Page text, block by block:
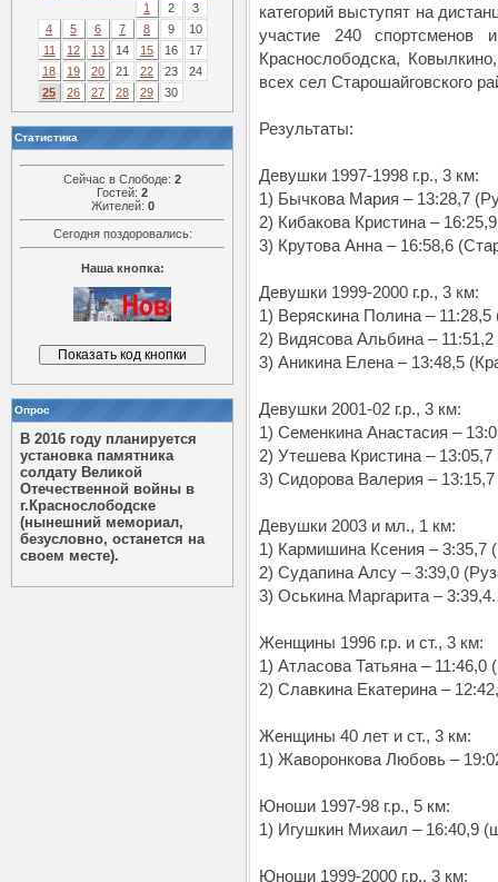
1
2
3
4
5 6 7 8 9
10
11
12 13 14 15 16
17
18
19 20 21 22 23
24
25
26 27 28 29 30
Статистика
Сейчас в Слободе: 2
Гостей: 2
Жителей: 0
Сегодня поздоровались:
Наша кнопка:
Опрос
В 2016 году планируется
установка памятника
солдату Великой
Отечественной войны в
г.Краснослободске
(нынешний мемориал,
безусловно, останется на
своем месте).
категорий выступят на
участие 240 спортсменов
Краснослободска,
всех сел Старошайговского
Результаты:
Девушки 1997-1998 г.р., 3 км:
1) Бычкова Мария – 13:28,7
2) Кибакова Кристина –
3) Крутова Анна – 16:58,6
Девушки 1999-2000 г.р., 3 км:
1) Веряскина Полина – 11:28,5
2) Видясова Альбина – 11:51,2
3) Аникина Елена – 13:48,5
Девушки 2001-02 г.р., 3 км:
1) Семенкина Анастасия –
2) Утешева Кристина –
3) Сидорова Валерия –
Девушки 2003 и мл., 1 км:
1) Кармишина Ксения – 3:35,7
2) Судапина Алсу – 3:39,0
3) Оськина Маргарита – 3:39,4.
Женщины 1996 г.р. и ст., 3 км:
1) Атласова Татьяна – 11:46,0
2) Славкина Екатерина –
Женщины 40 лет и ст., 3 км:
1) Жаворонкова Любовь –
Юноши 1997-98 г.р., 5 км:
1) Игушкин Михаил – 16:40,9
Юноши 1999-2000 г.р., 3 км: